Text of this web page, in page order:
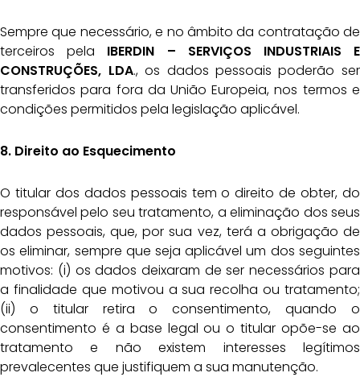
Sempre que necessário, e no âmbito da contratação de
terceiros pela IBERDIN – SERVIÇOS INDUSTRIAIS E
CONSTRUÇÕES, LDA., os dados pessoais poderão ser
transferidos para fora da União Europeia, nos termos e
condições permitidos pela legislação aplicável.
8. Direito ao Esquecimento
O titular dos dados pessoais tem o direito de obter, do
responsável pelo seu tratamento, a eliminação dos seus
dados pessoais, que, por sua vez, terá a obrigação de
os eliminar, sempre que seja aplicável um dos seguintes
motivos: (i) os dados deixaram de ser necessários para
a finalidade que motivou a sua recolha ou tratamento;
(ii) o titular retira o consentimento, quando o
consentimento é a base legal ou o titular opõe-se ao
tratamento e não existem interesses legítimos
prevalecentes que justifiquem a sua manutenção.